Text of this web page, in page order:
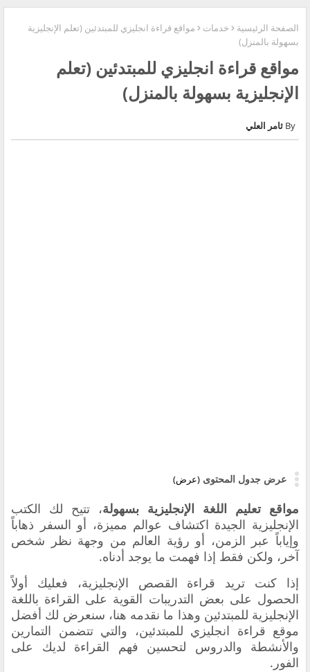
الصفحة الرئيسية خدمات
مواقع قراءة انجليزي للمبتدئين (تعلم الإنجليزية
بسهولة بالمنزل)
مواقع قراءة انجليزي للمبتدئين (تعلم
الإنجليزية بسهولة بالمنزل)
ثامر العلي
عرض جدول المحتوى (عرض)
مواقع تعليم اللغة الإنجليزية بسهولة، تتيح لك الكتب
الإنجليزية الجيدة اكتشاف عوالم مميزة، أو السفر ذهاباً
وإياباً عبر الزمن، أو رؤية العالم من وجهة نظر شخص
آخر، ولكن فقط إذا فهمت ما يوجد أدناه.
إذا كنت تريد قراءة القصص الإنجليزية، فعليك أولاً
الحصول على بعض التدريبات القوية على القراءة باللغة
الإنجليزية للمبتدئين وهذا ما نقدمه هنا، سنعرض لك أفضل
موقع قراءة انجليزي للمبتدئين، والتي تتضمن التمارين
والأنشطة والدروس لتحسين فهم القراءة لديك على
الفور.